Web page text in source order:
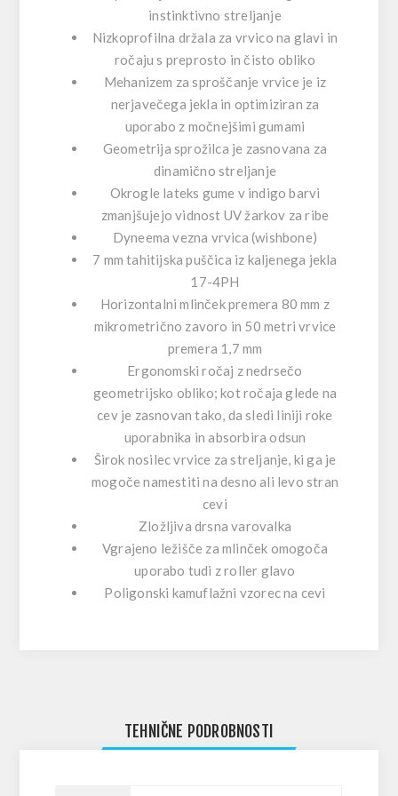
instinktivno streljanje
Nizkoprofilna držala za vrvico na glavi in
ročaju s preprosto in čisto obliko
Mehanizem za sproščanje vrvice je iz
nerjavečega jekla in optimiziran za
uporabo z močnejšimi gumami
Geometrija sprožilca je zasnovana za
dinamično streljanje
Okrogle lateks gume v indigo barvi
zmanjšujejo vidnost UV žarkov za ribe
Dyneema vezna vrvica (wishbone)
7 mm tahitijska puščica iz kaljenega jekla
17-4PH
Horizontalni mlinček premera 80 mm z
mikrometrično zavoro in 50 metri vrvice
premera 1,7 mm
Ergonomski ročaj z nedrsečo
geometrijsko obliko; kot ročaja glede na
cev je zasnovan tako, da sledi liniji roke
uporabnika in absorbira odsun
Širok nosilec vrvice za streljanje, ki ga je
mogoče namestiti na desno ali levo stran
cevi
Zložljiva drsna varovalka
Vgrajeno ležišče za mlinček omogoča
uporabo tudi z roller glavo
Poligonski kamuflažni vzorec na cevi
TEHNIČNE PODROBNOSTI